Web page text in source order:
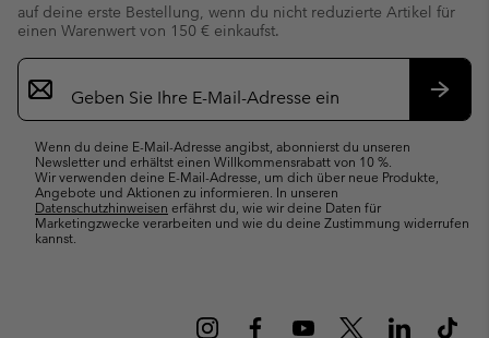
auf deine erste Bestellung, wenn du nicht reduzierte Artikel für
einen Warenwert von 150 € einkaufst.
Newsletter-
Anmeldung
Wenn du deine E-Mail-Adresse angibst, abonnierst du unseren
Newsletter und erhältst einen Willkommensrabatt von 10 %.
Wir verwenden deine E-Mail-Adresse, um dich über neue Produkte,
Angebote und Aktionen zu informieren. In unseren
Datenschutzhinweisen erfährst du, wie wir deine Daten für
Marketingzwecke verarbeiten und wie du deine Zustimmung widerrufen
kannst.